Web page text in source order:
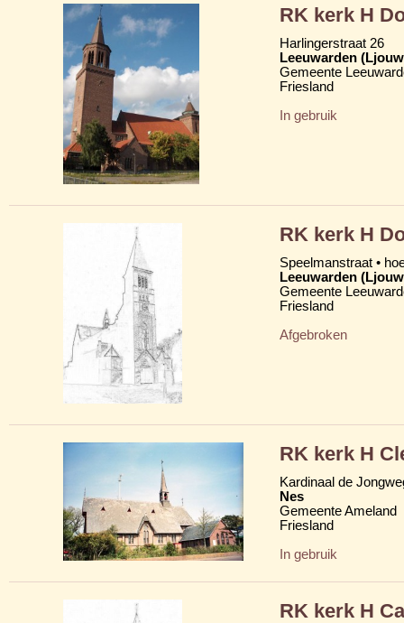
RK kerk H
Harlingerstraat 26
Leeuwarden
Gemeente
Friesland
In gebruik
RK kerk H
Speelmanstraat •
Leeuwarden
Gemeente
Friesland
Afgebroken
RK kerk H
Kardinaal de
Nes
Gemeente Ameland
Friesland
In gebruik
RK kerk H